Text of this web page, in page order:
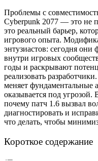
Проблемы с
Cyberpunk 2077 — это не
это реальный барьер,
игрового опыта.
энтузиастов: сегодня
внутри игровых
годы и раскрывают
реализовать
меняет фундаментальные
оказывается под угрозой.
почему патч 1.6 вызвал
диагностировать и
что делать, чтобы
Короткое содержание